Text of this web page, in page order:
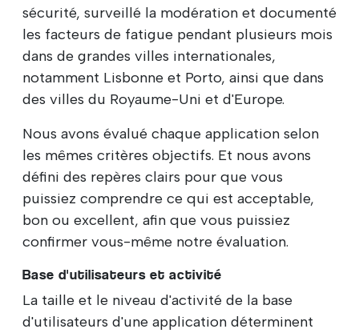
sécurité, surveillé la modération et documenté
les facteurs de fatigue pendant plusieurs mois
dans de grandes villes internationales,
notamment Lisbonne et Porto, ainsi que dans
des villes du Royaume-Uni et d'Europe.
Nous avons évalué chaque application selon
les mêmes critères objectifs. Et nous avons
défini des repères clairs pour que vous
puissiez comprendre ce qui est acceptable,
bon ou excellent, afin que vous puissiez
confirmer vous-même notre évaluation.
Base d'utilisateurs et activité
La taille et le niveau d'activité de la base
d'utilisateurs d'une application déterminent